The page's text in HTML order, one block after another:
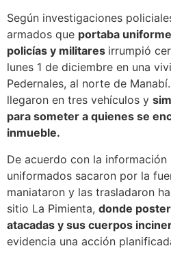
Según investigaciones
armados que portaba
policías y militares irrumpió
lunes 1 de diciembre en una
Pedernales, al norte de
llegaron en tres vehículos y
para someter a quienes se
inmueble.
De acuerdo con la
uniformados sacaron por la
maniataron y las trasladaron
sitio La Pimienta, donde
atacadas y sus cuerpos
evidencia una acción